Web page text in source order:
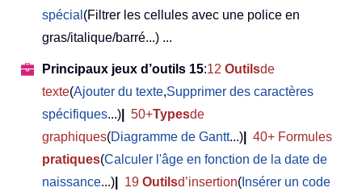
spécial (Filtrer les cellules avec une police en
gras/italique/barré...) ...
Principaux jeux d’outils 15:12 Outilsde
texte(Ajouter du texte,Supprimer des caractères
spécifiques...) 50+Typesde
graphiques(Diagramme de Gantt...)
40+ Formules
pratiques(Calculer l'âge en fonction de la date de
naissance...) 19 Outilsd’insertion( Insérer un code